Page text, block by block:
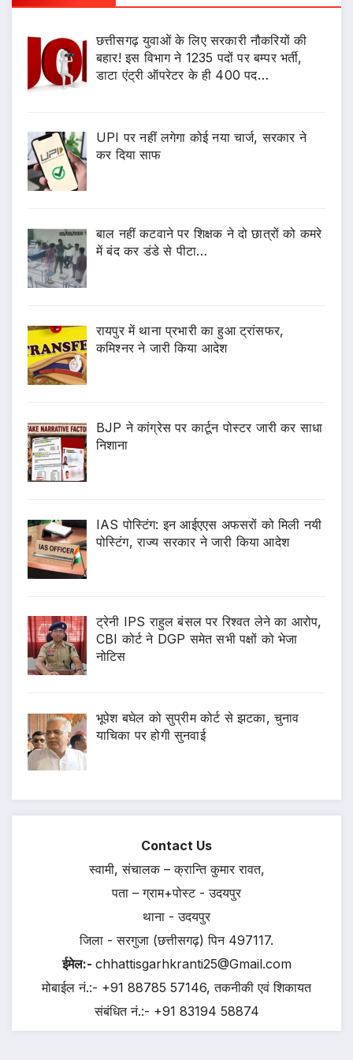
छत्तीसगढ़ युवाओं के लिए सरकारी नौकरियों की
बहार! इस विभाग ने 1235 पदों पर बम्पर भर्ती,
डाटा एंट्री ऑपरेटर के ही 400 पद…
UPI पर नहीं लगेगा कोई नया चार्ज, सरकार ने
कर दिया साफ
बाल नहीं कटवाने पर शिक्षक ने दो छात्रों को कमरे
में बंद कर डंडे से पीटा…
रायपुर में थाना प्रभारी का हुआ ट्रांसफर,
कमिश्नर ने जारी किया आदेश
BJP ने कांग्रेस पर कार्टून पोस्टर जारी कर साधा
निशाना
IAS पोस्टिंग: इन आईएएस अफसरों को मिली नयी
पोस्टिंग, राज्य सरकार ने जारी किया आदेश
ट्रेनी IPS राहुल बंसल पर रिश्वत लेने का आरोप,
CBI कोर्ट ने DGP समेत सभी पक्षों को भेजा
नोटिस
भूपेश बघेल को सुप्रीम कोर्ट से झटका, चुनाव
याचिका पर होगी सुनवाई
Contact Us
स्वामी, संचालक – क्रान्ति कुमार रावत,
पता – ग्राम+पोस्ट - उदयपुर
थाना - उदयपुर
जिला - सरगुजा (छत्तीसगढ़) पिन 497117.
ईमेल:- chhattisgarhkranti25@Gmail.com
मोबाईल नं.:- +91 88785 57146, तकनीकी एवं शिकायत
संबंधित नं.:- +91 83194 58874